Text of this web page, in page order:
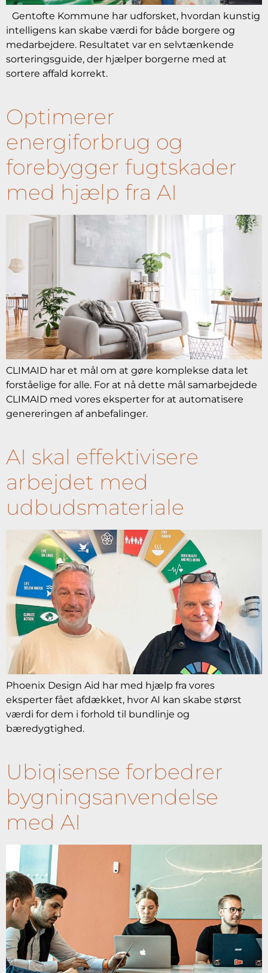
Gentofte Kommune har udforsket, hvordan kunstig
intelligens kan skabe værdi for både borgere og
medarbejdere. Resultatet var en selvtænkende
sorteringsguide, der hjælper borgerne med at
sortere affald korrekt.
Optimerer
energiforbrug og
forebygger fugtskader
med hjælp fra AI​
CLIMAID har et mål om at gøre komplekse data let
forståelige for alle. For at nå dette mål samarbejdede
CLIMAID med vores eksperter for at automatisere
genereringen af anbefalinger.
AI skal effektivisere
arbejdet med
udbudsmateriale
Phoenix Design Aid har med hjælp fra vores
eksperter fået afdækket, hvor AI kan skabe størst
værdi for dem i forhold til bundlinje og
bæredygtighed.
Ubiqisense forbedrer
bygningsanvendelse
med AI